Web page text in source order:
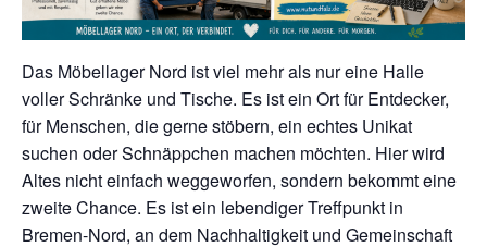
Das Möbellager Nord ist viel mehr als nur eine Halle
voller Schränke und Tische. Es ist ein Ort für Entdecker,
für Menschen, die gerne stöbern, ein echtes Unikat
suchen oder Schnäppchen machen möchten. Hier wird
Altes nicht einfach weggeworfen, sondern bekommt eine
zweite Chance. Es ist ein lebendiger Treffpunkt in
Bremen-Nord, an dem Nachhaltigkeit und Gemeinschaft